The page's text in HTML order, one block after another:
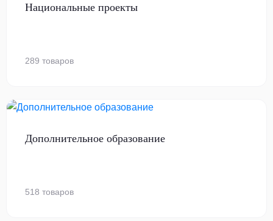
Национальные проекты
289 товаров
Дополнительное образование
518 товаров